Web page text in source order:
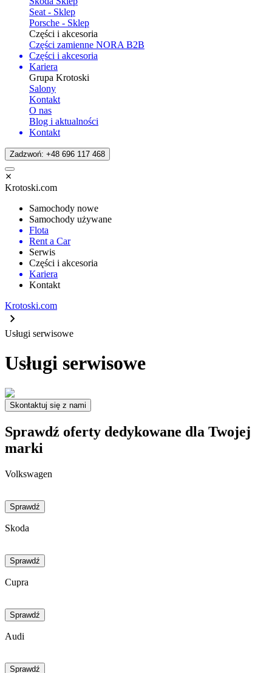
Seat - Sklep
Porsche - Sklep
Części i akcesoria
Części zamienne NORA B2B
Części i akcesoria
Kariera
Grupa Krotoski
Salony
Kontakt
O nas
Blog i aktualności
Kontakt
Zadzwoń: +48 696 117 468
Krotoski.com
Samochody nowe
Samochody używane
Flota
Rent a Car
Serwis
Części i akcesoria
Kariera
Kontakt
Krotoski.com
Usługi serwisowe
Usługi serwisowe
Skontaktuj się z nami
Sprawdź oferty dedykowane dla Twojej
marki
Volkswagen
Sprawdź
Skoda
Sprawdź
Cupra
Sprawdź
Audi
Sprawdź